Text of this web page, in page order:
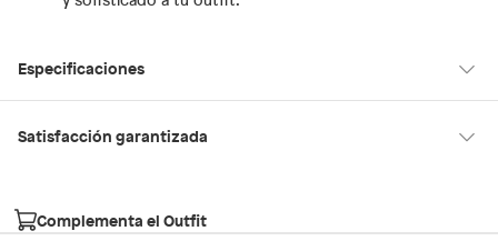
Especificaciones
Condicion del
Hecho en Suiza
Satisfacción garantizada
Sin embargo, tenemos categorías que cuentan con plazos
Complementa el Outfit